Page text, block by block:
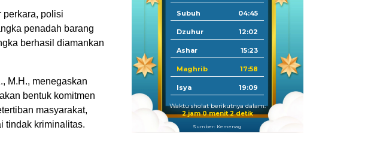
perkara, polisi
penadah barang
berhasil diamankan
M.H., menegaskan
bentuk komitmen
masyarakat,
tindak kriminalitas.
Subuh 04:45
Dzuhur 12:02
Ashar 15:23
Maghrib 17:58
Isya 19:09
Waktu sholat berikutnya dalam:
2 jam 0 menit 0 detik
Sumber: Kemenag